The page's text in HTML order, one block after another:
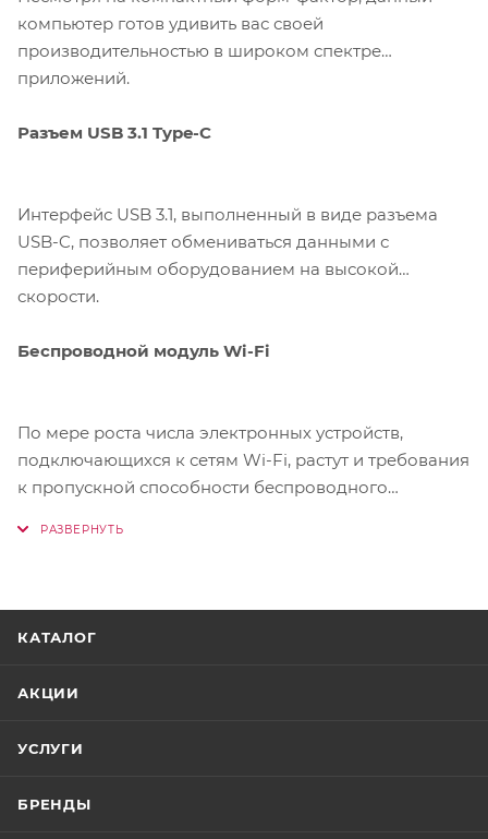
компьютер готов удивить вас своей
производительностью в широком спектре
приложений.
Разъем USB 3.1 Type-C
Интерфейс USB 3.1, выполненный в виде разъема
USB-C, позволяет обмениваться данными с
периферийным оборудованием на высокой
скорости.
Беспроводной модуль Wi-Fi
По мере роста числа электронных устройств,
подключающихся к сетям Wi-Fi, растут и требования
к пропускной способности беспроводного
КАТАЛОГ
АКЦИИ
УСЛУГИ
БРЕНДЫ